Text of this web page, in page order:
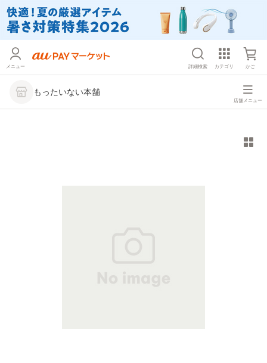
メニュー 詳細検索 カテゴリ かご
もったいない本舗
店舗メニュー